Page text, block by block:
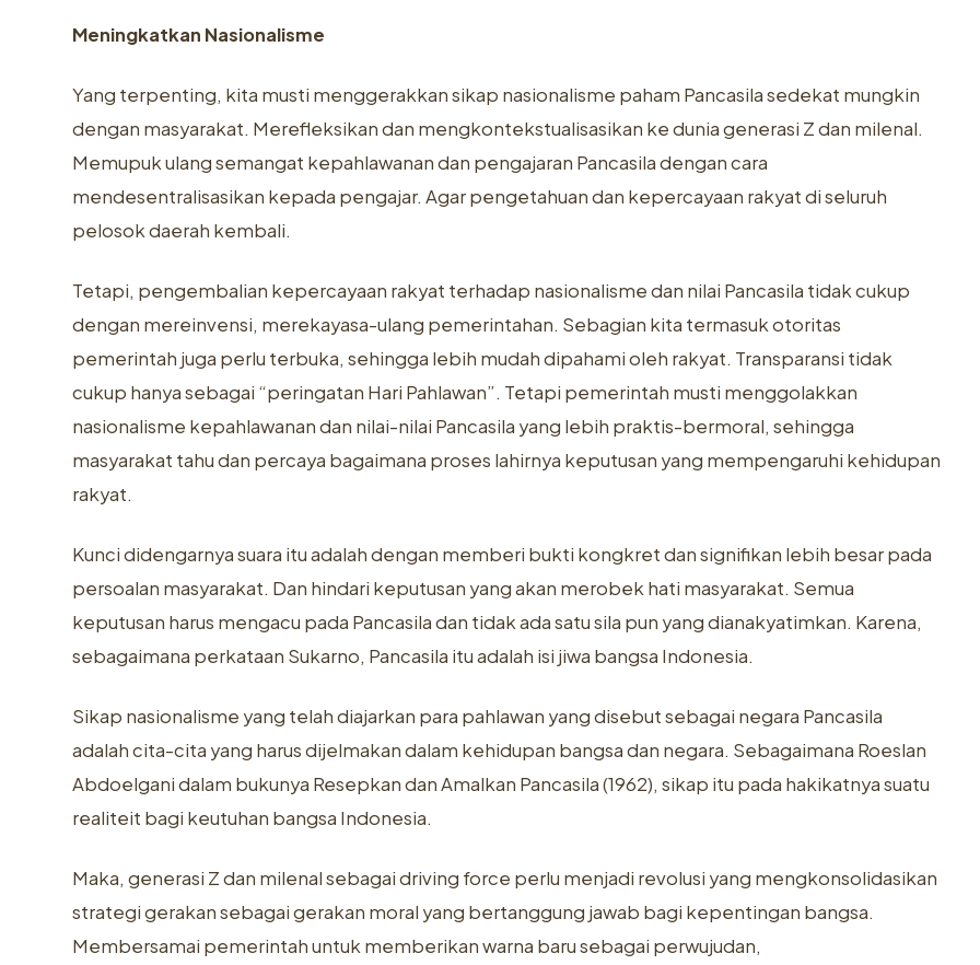
Meningkatkan Nasionalisme
Yang terpenting, kita musti menggerakkan sikap nasionalisme paham Pancasila sedekat mungkin
dengan masyarakat. Merefleksikan dan mengkontekstualisasikan ke dunia generasi Z dan milenal.
Memupuk ulang semangat kepahlawanan dan pengajaran Pancasila dengan cara
mendesentralisasikan kepada pengajar. Agar pengetahuan dan kepercayaan rakyat di seluruh
pelosok daerah kembali.
Tetapi, pengembalian kepercayaan rakyat terhadap nasionalisme dan nilai Pancasila tidak cukup
dengan mereinvensi, merekayasa-ulang pemerintahan. Sebagian kita termasuk otoritas
pemerintah juga perlu terbuka, sehingga lebih mudah dipahami oleh rakyat. Transparansi tidak
cukup hanya sebagai “peringatan Hari Pahlawan”. Tetapi pemerintah musti menggolakkan
nasionalisme kepahlawanan dan nilai-nilai Pancasila yang lebih praktis-bermoral, sehingga
masyarakat tahu dan percaya bagaimana proses lahirnya keputusan yang mempengaruhi kehidupan
rakyat.
Kunci didengarnya suara itu adalah dengan memberi bukti kongkret dan signifikan lebih besar pada
persoalan masyarakat. Dan hindari keputusan yang akan merobek hati masyarakat. Semua
keputusan harus mengacu pada Pancasila dan tidak ada satu sila pun yang dianakyatimkan. Karena,
sebagaimana perkataan Sukarno, Pancasila itu adalah isi jiwa bangsa Indonesia.
Sikap nasionalisme yang telah diajarkan para pahlawan yang disebut sebagai negara Pancasila
adalah cita-cita yang harus dijelmakan dalam kehidupan bangsa dan negara. Sebagaimana Roeslan
Abdoelgani dalam bukunya Resepkan dan Amalkan Pancasila (1962), sikap itu pada hakikatnya suatu
realiteit bagi keutuhan bangsa Indonesia.
Maka, generasi Z dan milenal sebagai driving force perlu menjadi revolusi yang mengkonsolidasikan
strategi gerakan sebagai gerakan moral yang bertanggung jawab bagi kepentingan bangsa.
Membersamai pemerintah untuk memberikan warna baru sebagai perwujudan,